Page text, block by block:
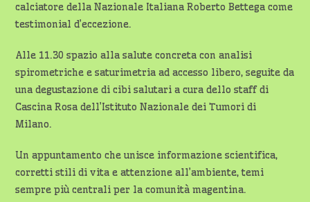
calciatore della Nazionale Italiana Roberto Bettega come
testimonial d’eccezione.
Alle 11.30 spazio alla salute concreta con analisi
spirometriche e saturimetria ad accesso libero, seguite da
una degustazione di cibi salutari a cura dello staff di
Cascina Rosa dell’Istituto Nazionale dei Tumori di
Milano.
Un appuntamento che unisce informazione scientifica,
corretti stili di vita e attenzione all’ambiente, temi
sempre più centrali per la comunità magentina.